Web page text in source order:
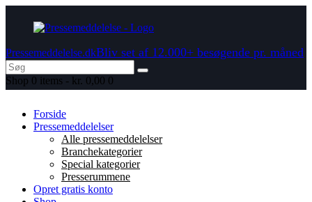
Pressemeddelelse.dkBliv set af 12.000+ besøgende pr. måned
Shop 0 items - kr. 0,00 0
Forside
Pressemeddelelser
Alle pressemeddelelser
Branchekategorier
Special kategorier
Presserummene
Opret gratis konto